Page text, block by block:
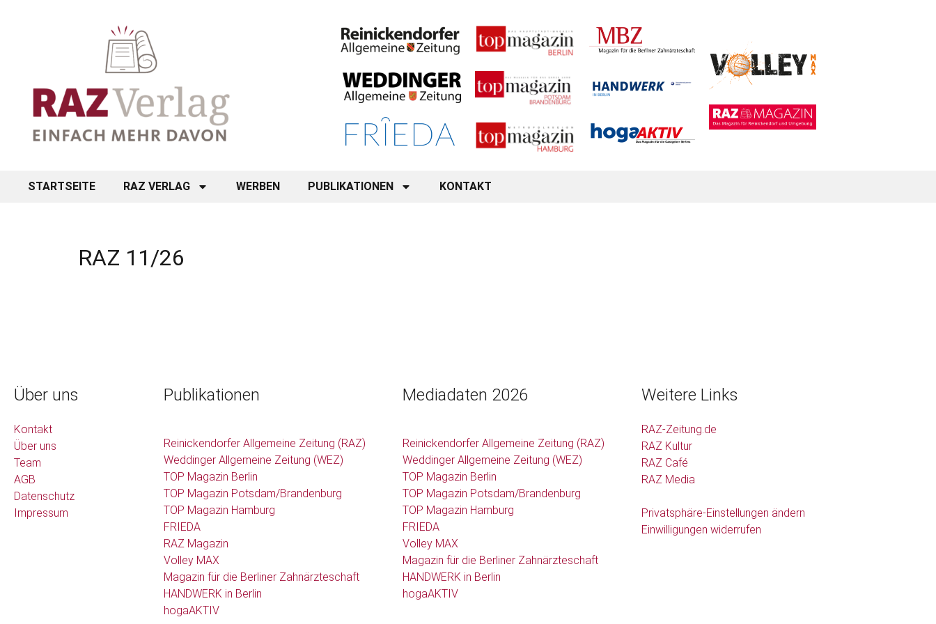
STARTSEITE RAZ VERLAG WERBEN PUBLIKATIONEN KONTAKT
RAZ 11/26
Über uns
Kontakt
Über uns
Team
AGB
Datenschutz
Impressum
Publikationen
Reinickendorfer Allgemeine Zeitung (RAZ)
Weddinger Allgemeine Zeitung (WEZ)
TOP Magazin Berlin
TOP Magazin Potsdam/Brandenburg
TOP Magazin Hamburg
FRIEDA
RAZ Magazin
Volley MAX
Magazin für die Berliner Zahnärzteschaft
HANDWERK in Berlin
hogaAKTIV
Mediadaten 2026
Reinickendorfer Allgemeine Zeitung (RAZ)
Weddinger Allgemeine Zeitung (WEZ)
TOP Magazin Berlin
TOP Magazin Potsdam/Brandenburg
TOP Magazin Hamburg
FRIEDA
Volley MAX
Magazin für die Berliner Zahnärzteschaft
HANDWERK in Berlin
hogaAKTIV
Weitere Links
RAZ-Zeitung.de
RAZ Kultur
RAZ Café
RAZ Media
Privatsphäre-Einstellungen ändern
Einwilligungen widerrufen